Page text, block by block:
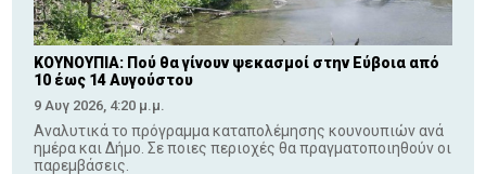
ΚΟΥΝΟΥΠΙΑ: Πού θα γίνουν ψεκασμοί στην Εύβοια από
10 έως 14 Αυγούστου
9 Αυγ 2026, 4:20 μ.μ.
Αναλυτικά το πρόγραμμα καταπολέμησης κουνουπιών ανά
ημέρα και Δήμο. Σε ποιες περιοχές θα πραγματοποιηθούν οι
παρεμβάσεις.